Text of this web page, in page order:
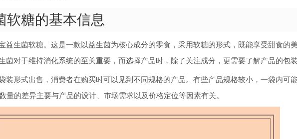
软糖的基本信息
益生菌软糖。这是一款以益生菌为核心成分的零食，采用软糖的形式，既能享受甜食的
菌对于维持消化系统的至关重要，而选择产品时，除了关注成分，更需要了解产品的包装
装形式出售，消费者在购买时可以见到不同规格的产品。有些产品规格较小，一袋内可
量的差异主要与产品的设计、市场需求以及价格定位等因素有关。